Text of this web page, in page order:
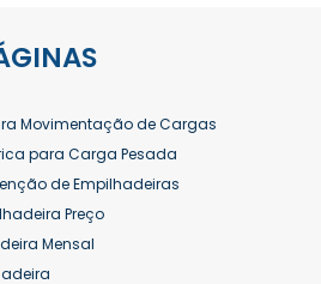
Movimentação de Cargas
para Carga Pesada
de Empilhadeiras
Preço
Mensal